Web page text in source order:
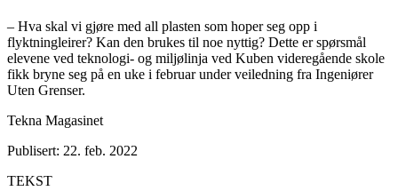
– Hva skal vi gjøre med all plasten som hoper seg opp i
flyktningleirer? Kan den brukes til noe nyttig? Dette er spørsmål
elevene ved teknologi- og miljølinja ved Kuben videregående skole
fikk bryne seg på en uke i februar under veiledning fra Ingeniører
Uten Grenser.
Tekna Magasinet
Publisert: 22. feb. 2022
TEKST